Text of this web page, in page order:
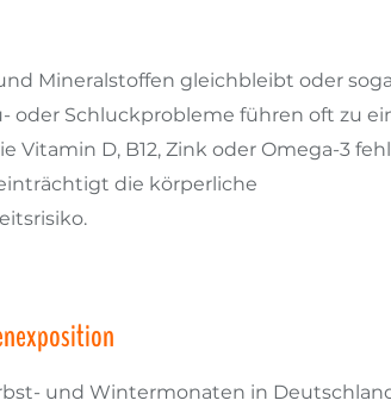
Mineralstoffen gleichbleibt oder
oder Schluckprobleme führen oft zu
Vitamin D, B12, Zink oder Omega-3
die körperliche
und Wintermonaten in